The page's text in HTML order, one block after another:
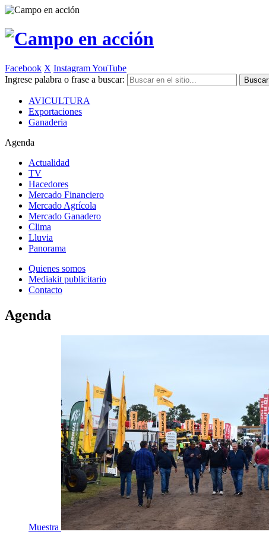
Facebook X InstagramYouTube
Ingrese palabra o frase a buscar:
AVICULTURA
Exportaciones
Ganaderia
Agenda
Actualidad
TV
Hacedores
Mercado Financiero
Mercado Agrícola
Mercado Ganadero
Clima
Lluvia
Panorama
Quienes somos
Mediakit publicitario
Contacto
Agenda
Muestra